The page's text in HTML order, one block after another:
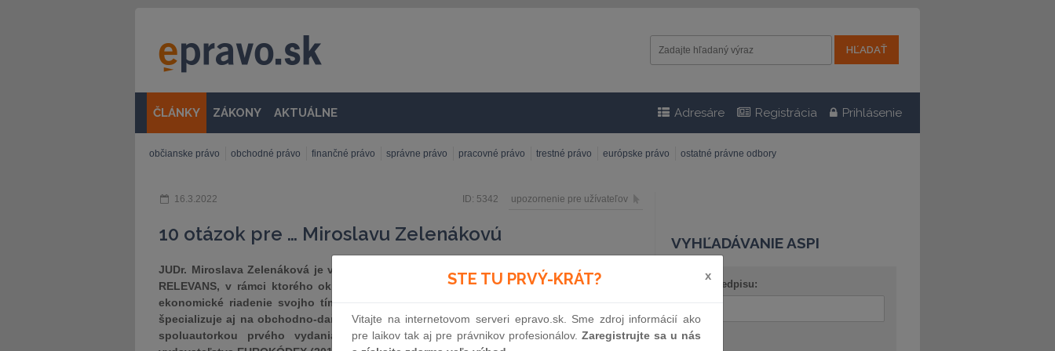
ČLÁNKY ZÁKONY AKTUÁLNE Adresáre Registrácia Prihlásenie
občianske právo obchodné právo finančné právo správne právo pracovné právo trestné právo európske právo ostatné právne odbory
16.3.2022 ID: 5342 upozornenie pre užívateľov
10 otázok pre … Miroslavu Zelenákovú
JUDr. Miroslava Zelenáková je vedúcou jedného z M&A oddelení Advokátskej kancelárie
RELEVANS, v rámci ktorého okrem iného zabezpečuje personálne, organizačné, ako aj
ekonomické riadenie svojho tímu. Okrem tradičnej M&A/Corporate agendy sa osobitne
špecializuje aj na obchodno-daňové nastavenie transakcií a oblasť banking&finance. Je
spoluautorkou prvého vydania Veľkého komentára k Obchodnému zákonníku od
VYHĽADÁVANIE ASPI
Číslo predpisu:
STE TU PRVÝ-KRÁT? x
Vitajte na internetovom serveri epravo.sk. Sme zdroj informácií ako
pre laikov tak aj pre právnikov profesionálov. Zaregistrujte sa u nás